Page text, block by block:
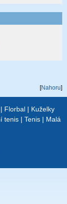
[Nahoru]
| Florbal | Kuželky
tenis| Tenis| Malá